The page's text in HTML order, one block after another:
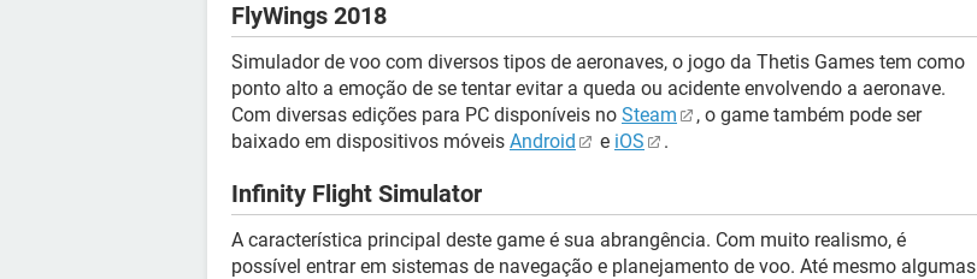
FlyWings 2018
Simulador de voo com diversos tipos de aeronaves, o jogo da Thetis Games tem como
ponto alto a emoção de se tentar evitar a queda ou acidente envolvendo a aeronave.
Com diversas edições para PC disponíveis no Steam
, o game também pode ser
baixado em dispositivos móveis Android e iOS .
Infinity Flight Simulator
A característica principal deste game é sua abrangência. Com muito realismo, é
possível entrar em sistemas de navegação e planejamento de voo. Até mesmo algumas